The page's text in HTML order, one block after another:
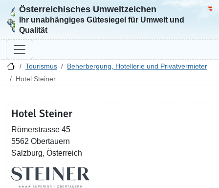
Zur Startseite
Österreichisches Umweltzeichen
Ihr unabhängiges Gütesiegel für Umwelt und
Qualität
Tourismus
Beherbergung, Hotellerie und Privatvermieter
Hotel Steiner
Hotel Steiner
Römerstrasse 45
5562 Obertauern
Salzburg, Österreich